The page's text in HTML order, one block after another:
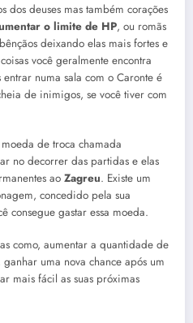
dos deuses mas também corações
o limite de HP, ou romãs
deixando elas mais fortes e
você geralmente encontra
numa sala com o Caronte é
de inimigos, se você tiver com
de troca chamada
no decorrer das partidas e elas
ao Zagreu. Existe um
concedido pela sua
consegue gastar essa moeda.
como, aumentar a quantidade de
uma nova chance após um
mais fácil as suas próximas